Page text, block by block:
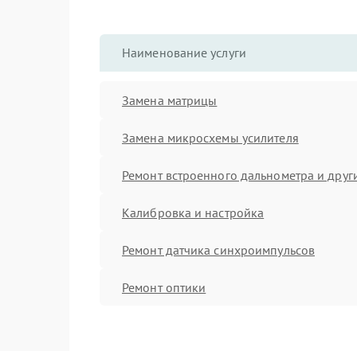
Наименование услуги
Замена матрицы
Замена микросхемы усилителя
Ремонт встроенного дальнометра и
Калибровка и настройка
Ремонт датчика синхроимпульсов
Ремонт оптики